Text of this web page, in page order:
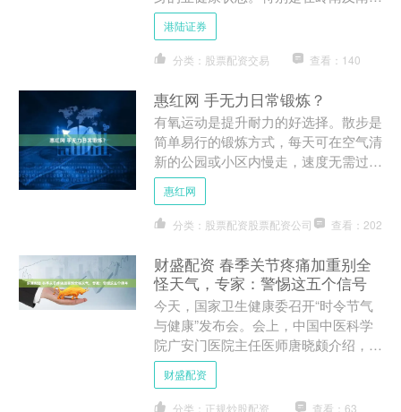
潮湿地区，“湿气重”几乎成了全民公
敌，随之而来的便是庞大的....
港陆证券
分类：股票配资交易 查看：140
惠红网 手无力日常锻炼？
有氧运动是提升耐力的好选择。散步是
简单易行的锻炼方式，每天可在空气清
新的公园或小区内慢走，速度无需过
快，以自身能轻松承受为宜，每次持续
20 - 30分钟，每周进....
惠红网
分类：股票配资股票配资公司 查看：202
财盛配资 春季关节疼痛加重别全
怪天气，专家：警惕这五个信号
今天，国家卫生健康委召开“时令节气
与健康”发布会。会上，中国中医科学
院广安门医院主任医师唐晓颇介绍，春
季气温变化大，很多类风湿性关节炎、
系统性红斑狼疮患者可能会....
财盛配资
分类：正规炒股配资 查看：63